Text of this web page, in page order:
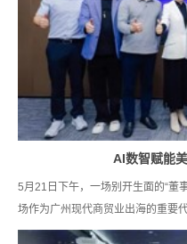
AI数智赋能
5月21日下午，一场别开生面的“董
场作为广州现代商贸业出海的重要